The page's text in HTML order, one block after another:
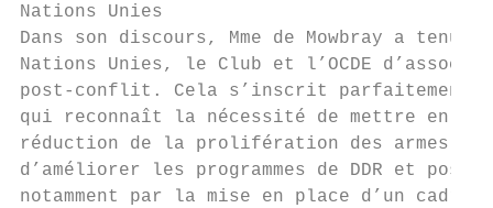
Nations Unies
Dans son discours, Mme de Mowbray a tenu
Nations Unies, le Club et l’OCDE
post-conflit. Cela s’inscrit parfaitement
qui reconnaît la nécessité de mettre en
réduction de la prolifération des armes.
d’améliorer les programmes de DDR et
notamment par la mise en place d’un